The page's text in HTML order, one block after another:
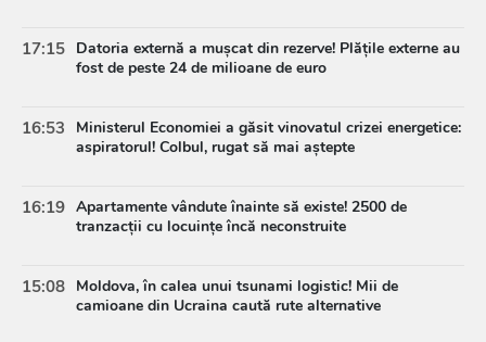
17:15 Datoria externă a mușcat din rezerve! Plățile externe au
fost de peste 24 de milioane de euro
16:53
Ministerul Economiei a găsit vinovatul crizei energetice:
aspiratorul! Colbul, rugat să mai aștepte
16:19 Apartamente vândute înainte să existe! 2500 de
tranzacții cu locuințe încă neconstruite
15:08 Moldova, în calea unui tsunami logistic! Mii de
camioane din Ucraina caută rute alternative